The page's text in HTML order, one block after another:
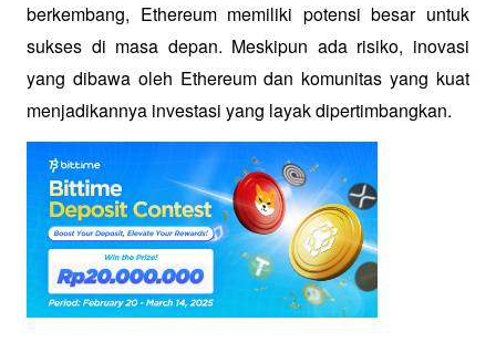
berkembang, Ethereum memiliki potensi besar untuk
sukses di masa depan. Meskipun ada risiko, inovasi
yang dibawa oleh Ethereum dan komunitas yang kuat
menjadikannya investasi yang layak dipertimbangkan.